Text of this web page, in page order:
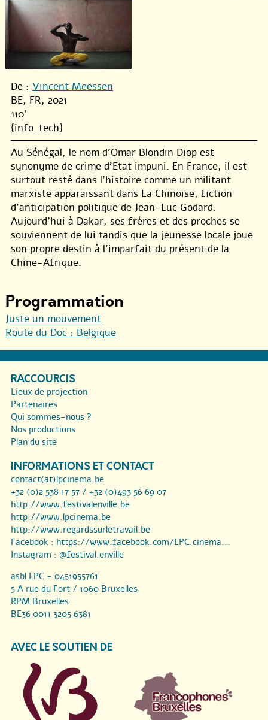
De : Vincent Meessen
BE, FR, 2021
110'
{info_tech}
Au Sénégal, le nom d’Omar Blondin Diop est
synonyme de crime d’Etat impuni. En France, il est
surtout resté dans l’histoire comme un militant
marxiste apparaissant dans La Chinoise, fiction
d’anticipation politique de Jean-Luc Godard.
Aujourd’hui à Dakar, ses frères et des proches se
souviennent de lui tandis que la jeunesse locale joue
son propre destin à l’imparfait du présent de la
Chine-Afrique.
Programmation
Juste un mouvement
Route du Doc : Belgique
RACCOURCIS
Lieux de projection
Partenaires
Qui sommes-nous ?
Nos productions
Plan du site
INFORMATIONS ET CONTACT
contact(at)lpcinema.be
+32 (0)2 538 17 57 / +32 (0)493 56 69 07
http://www.festivalenville.be
http://www.lpcinema.be
http://www.regardssurletravail.be
Facebook : https://www.facebook.com/LPC.cinema...
Instagram : @festival.enville
asbl LPC - 0451955761
5 A rue du Fort / 1060 Bruxelles
RPM Bruxelles
BE36 0011 3205 6381
AVEC LE SOUTIEN DE